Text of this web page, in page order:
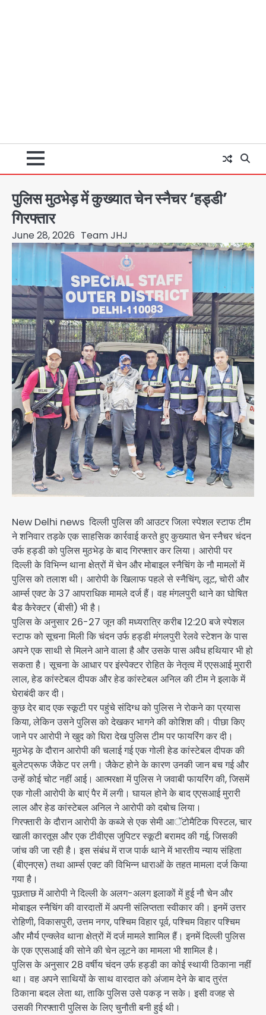
पुलिस मुठभेड़ में कुख्यात चेन स्नैचर ‘हड्डी’
गिरफ्तार
June 28, 2026 Team JHJ
New Delhi news दिल्ली पुलिस की आउटर जिला स्पेशल स्टाफ टीम
ने शनिवार तड़के एक साहसिक कार्रवाई करते हुए कुख्यात चेन स्नैचर चंदन
उर्फ हड्डी को पुलिस मुठभेड़ के बाद गिरफ्तार कर लिया। आरोपी पर
दिल्ली के विभिन्न थाना क्षेत्रों में चेन और मोबाइल स्नैचिंग के नौ मामलों में
पुलिस को तलाश थी। आरोपी के खिलाफ पहले से स्नैचिंग, लूट, चोरी और
आर्म्स एक्ट के 37 आपराधिक मामले दर्ज हैं। वह मंगलपुरी थाने का घोषित
बैड कैरेक्टर (बीसी) भी है।
पुलिस के अनुसार 26-27 जून की मध्यरात्रि करीब 12:20 बजे स्पेशल
स्टाफ को सूचना मिली कि चंदन उर्फ हड्डी मंगलपुरी रेलवे स्टेशन के पास
अपने एक साथी से मिलने आने वाला है और उसके पास अवैध हथियार भी हो
सकता है। सूचना के आधार पर इंस्पेक्टर रोहित के नेतृत्व में एएसआई मुरारी
लाल, हेड कांस्टेबल दीपक और हेड कांस्टेबल अनिल की टीम ने इलाके में
घेराबंदी कर दी।
कुछ देर बाद एक स्कूटी पर पहुंचे संदिग्ध को पुलिस ने रोकने का प्रयास
किया, लेकिन उसने पुलिस को देखकर भागने की कोशिश की। पीछा किए
जाने पर आरोपी ने खुद को घिरा देख पुलिस टीम पर फायरिंग कर दी।
मुठभेड़ के दौरान आरोपी की चलाई गई एक गोली हेड कांस्टेबल दीपक की
बुलेटप्रूफ जैकेट पर लगी। जैकेट होने के कारण उनकी जान बच गई और
उन्हें कोई चोट नहीं आई। आत्मरक्षा में पुलिस ने जवाबी फायरिंग की, जिसमें
एक गोली आरोपी के बाएं पैर में लगी। घायल होने के बाद एएसआई मुरारी
लाल और हेड कांस्टेबल अनिल ने आरोपी को दबोच लिया।
गिरफ्तारी के दौरान आरोपी के कब्जे से एक सेमी आॅटोमैटिक पिस्टल, चार
खाली कारतूस और एक टीवीएस जुपिटर स्कूटी बरामद की गई, जिसकी
जांच की जा रही है। इस संबंध में राज पार्क थाने में भारतीय न्याय संहिता
(बीएनएस) तथा आर्म्स एक्ट की विभिन्न धाराओं के तहत मामला दर्ज किया
गया है।
पूछताछ में आरोपी ने दिल्ली के अलग-अलग इलाकों में हुई नौ चेन और
मोबाइल स्नैचिंग की वारदातों में अपनी संलिप्तता स्वीकार की। इनमें उत्तर
रोहिणी, विकासपुरी, उत्तम नगर, पश्चिम विहार पूर्व, पश्चिम विहार पश्चिम
और मौर्य एन्क्लेव थाना क्षेत्रों में दर्ज मामले शामिल हैं। इनमें दिल्ली पुलिस
के एक एएसआई की सोने की चेन लूटने का मामला भी शामिल है।
पुलिस के अनुसार 28 वर्षीय चंदन उर्फ हड्डी का कोई स्थायी ठिकाना नहीं
था। वह अपने साथियों के साथ वारदात को अंजाम देने के बाद तुरंत
ठिकाना बदल लेता था, ताकि पुलिस उसे पकड़ न सके। इसी वजह से
उसकी गिरफ्तारी पुलिस के लिए चुनौती बनी हुई थी।